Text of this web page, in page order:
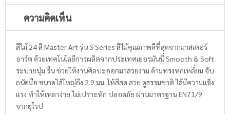
ความคิดเห็น
สีไม้ 24 สี Master Art รุ่น S Series สีไม้คุณภาพดีที่สุุดจากมาสเตอร์
อาร์ต ด้วยเทคโนโลยีการผลิตจากประเทศเยอรมันนี Smooth & Soft
ระบายนุ่ม รื่น ช่วยให้งานศิลปะออกมาสวยงาม ด้ามทรงหกเหลี่ยม จับ
ถนัดมือ ขนาดไส้ใหญ่ถึง 2.9 มม. ให้สีสด สวย ดูธรรมชาติ ไส้มีความแข็ง
แรง ทำให้เหลาง่าย ไม่เปราะหัก ปลอดภัย ผ่านมาตรฐาน EN71/9
จากยุโรป